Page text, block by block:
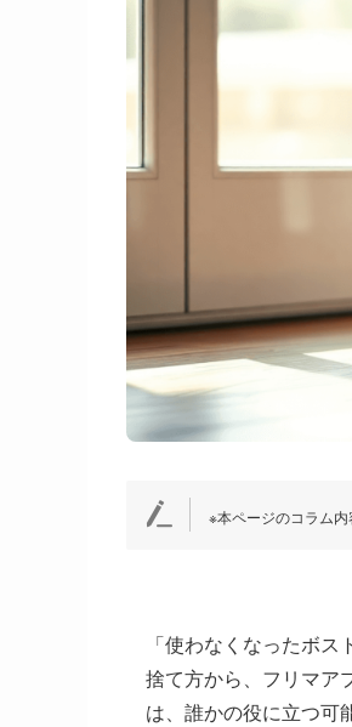
※本ページのコラム内
「使わなくなったボ
捨て方から、フリマア
は、誰かの役に立つ可